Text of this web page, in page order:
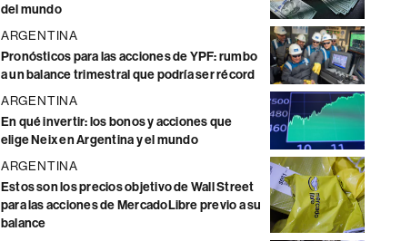
del mundo
ARGENTINA
Pronósticos para las acciones de YPF: rumbo
a un balance trimestral que podría ser récord
ARGENTINA
En qué invertir: los bonos y acciones que
elige Neix en Argentina y el mundo
ARGENTINA
Estos son los precios objetivo de Wall Street
para las acciones de MercadoLibre previo a su
balance